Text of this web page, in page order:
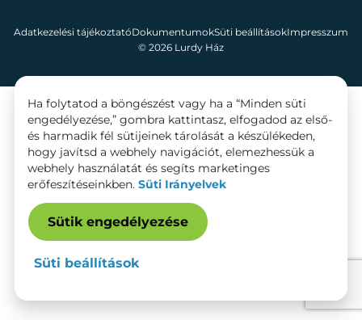
© 2026 Lurdy Ház
Adatkezelési tájékoztatóDokumentumokSüti beállításokImpresszum
Ha folytatod a böngészést vagy ha a “Minden süti
engedélyezése,” gombra kattintasz, elfogadod az első-
és harmadik fél sütijeinek tárolását a készülékeden,
hogy javítsd a webhely navigációt, elemezhessük a
webhely használatát és segíts marketinges
erőfeszítéseinkben. Süti Irányelvek
Sütik engedélyezése
Süti beállítások